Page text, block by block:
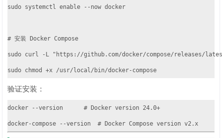
sudo systemctl enable --now docker
# 安装 Docker Compose
sudo curl -L "https://github.com/docker/compose/releases/
sudo chmod +x /usr/local/bin/docker-compose
验证安装：
docker --version      # Docker version 24.0+
docker-compose --version  # Docker Compose version v2.x